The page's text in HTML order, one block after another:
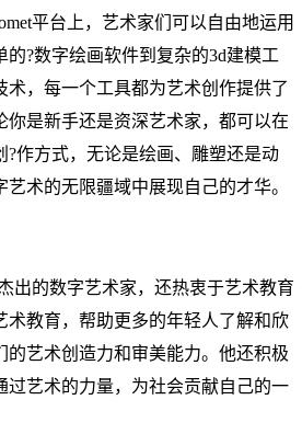
平台上，艺术家们可以自由地运用
?数字绘画软件到复杂的3d建模工
术，每一个工具都为艺术创作提供了
你是新手还是资深艺术家，都可以在
?作方式，无论是绘画、雕塑还是动
术的无限疆域中展现自己的才华。
出的数字艺术家，还热衷于艺术教育
术教育，帮助更多的年轻人了解和欣
的艺术创造力和审美能力。他还积极
过艺术的力量，为社会贡献自己的一